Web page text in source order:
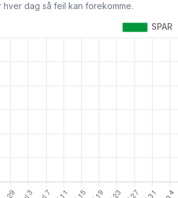
dag så feil kan forekomme.